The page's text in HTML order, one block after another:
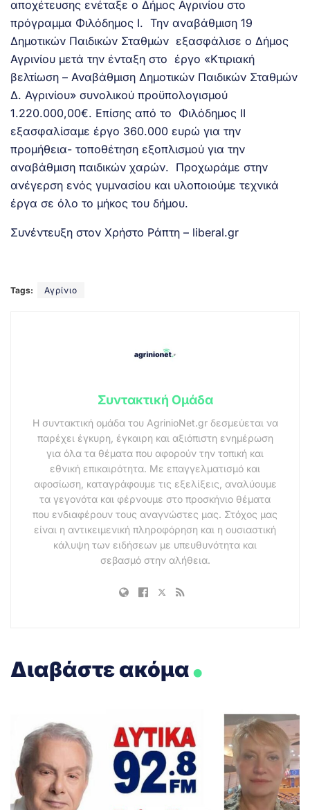
αποχέτευσης ενέταξε ο Δήμος Αγρινίου στο
πρόγραμμα Φιλόδημος Ι. Την αναβάθμιση 19
Δημοτικών Παιδικών Σταθμών εξασφάλισε ο Δήμος
Αγρινίου μετά την ένταξη στο έργο «Κτιριακή
βελτίωση – Αναβάθμιση Δημοτικών Παιδικών Σταθμών
Δ. Αγρινίου» συνολικού προϋπολογισμού
1.220.000,00€. Επίσης από το Φιλόδημος ΙΙ
εξασφαλίσαμε έργο 360.000 ευρώ για την
προμήθεια- τοποθέτηση εξοπλισμού για την
αναβάθμιση παιδικών χαρών. Προχωράμε στην
ανέγερση ενός γυμνασίου και υλοποιούμε τεχνικά
έργα σε όλο το μήκος του δήμου.
Συνέντευξη στον Χρήστο Ράπτη – liberal.gr
Tags: Αγρίνιο
Συντακτική Ομάδα
Η συντακτική ομάδα του AgrinioNet.gr δεσμεύεται να
παρέχει έγκυρη, έγκαιρη και αξιόπιστη ενημέρωση
για όλα τα θέματα που αφορούν την τοπική και
εθνική επικαιρότητα. Με επαγγελματισμό και
αφοσίωση, καταγράφουμε τις εξελίξεις, αναλύουμε
τα γεγονότα και φέρνουμε στο προσκήνιο θέματα
που ενδιαφέρουν τους αναγνώστες μας. Στόχος μας
είναι η αντικειμενική πληροφόρηση και η ουσιαστική
κάλυψη των ειδήσεων με υπευθυνότητα και
σεβασμό στην αλήθεια.
Διαβάστε ακόμα.